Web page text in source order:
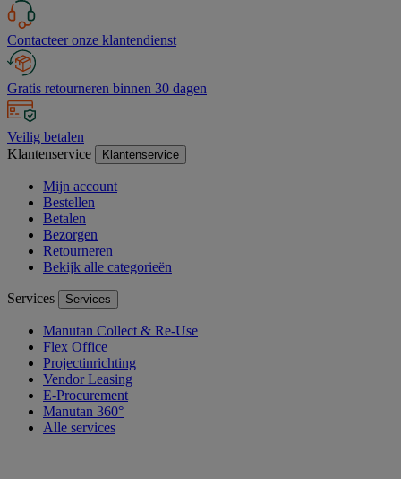
Contacteer onze klantendienst
Gratis retourneren binnen 30 dagen
Veilig betalen
Klantenservice
Klantenservice
Mijn account
Bestellen
Betalen
Bezorgen
Retourneren
Bekijk alle categorieën
Services Services
Manutan Collect & Re-Use
Flex Office
Projectinrichting
Vendor Leasing
E-Procurement
Manutan 360°
Alle services